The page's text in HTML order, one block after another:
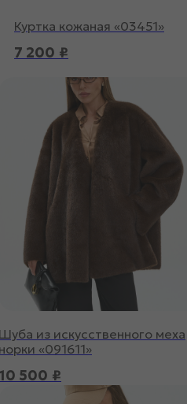
Куртка кожаная «03451»
7 200 ₽
Шуба из искусственного меха
норки «091611»
500 ₽